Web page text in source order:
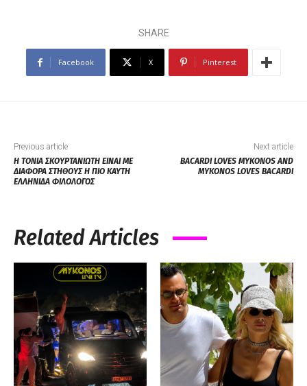
SHARE
Facebook X Pinterest
Previous article
Η ΤΟΝΙΑ ΣΚΟΥΡΤΑΝΙΩΤΗ ΕΙΝΑΙ ΜΕ
ΔΙΑΦΟΡΑ ΣΤΗΘΟΥΣ Η ΠΙΟ ΚΑΥΤΗ
ΕΛΛΗΝΙΔΑ ΦΙΛΟΛΟΓΟΣ
Next article
BACARDI LOVES MYKONOS AND
MYKONOS LOVES BACARDI
Related Articles